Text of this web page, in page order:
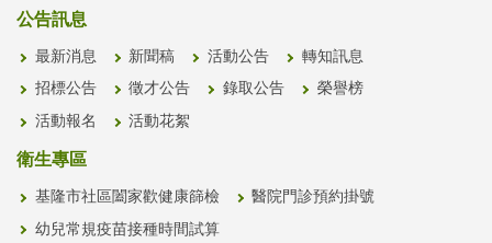
公告訊息
最新消息 新聞稿 活動公告 轉知訊息
招標公告 徵才公告 錄取公告 榮譽榜
活動報名 活動花絮
衛生專區
基隆市社區闔家歡健康篩檢 醫院門診預約掛號
幼兒常規疫苗接種時間試算